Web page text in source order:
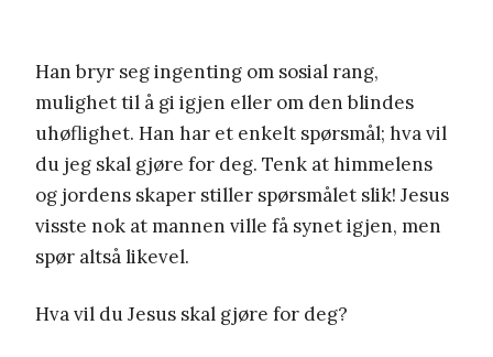
Han bryr seg ingenting om sosial rang,
mulighet til å gi igjen eller om den blindes
uhøflighet. Han har et enkelt spørsmål; hva vil
du jeg skal gjøre for deg. Tenk at himmelens
og jordens skaper stiller spørsmålet slik! Jesus
visste nok at mannen ville få synet igjen, men
spør altså likevel.
Hva vil du Jesus skal gjøre for deg?